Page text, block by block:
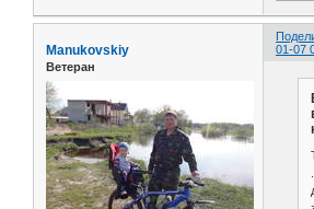
01-07
Manukovskiy
Ветеран